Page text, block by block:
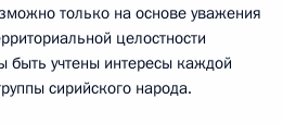
только на основе уважения
целостности
учтены интересы каждой
сирийского народа.